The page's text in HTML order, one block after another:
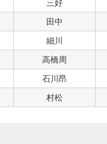
田中
細川
高橋周
石川昂
村松